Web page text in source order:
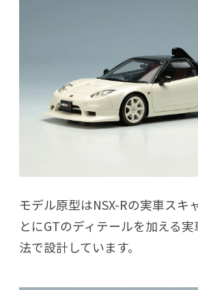
モデル原型はNSX-Rの実車スキ
とにGTのディテールを加える
法で設計しています。